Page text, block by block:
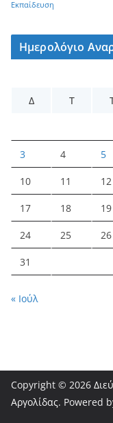
Εκπαίδευση
Ημερολόγιο
Δ
Τ
3 4 5
10 11 12
17 18 19
24 25 26
31
« Ιούλ
Copyright © 2026
Αργολίδας. Powered